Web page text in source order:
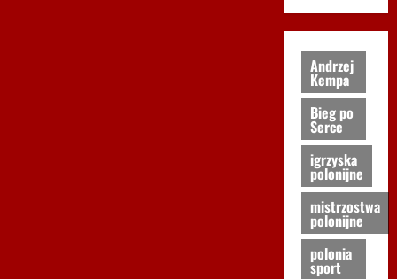
Andrzej
Kempa
Bieg po
Serce
igrzyska
polonijne
mistrzostwa
polonijne
polonia
sport